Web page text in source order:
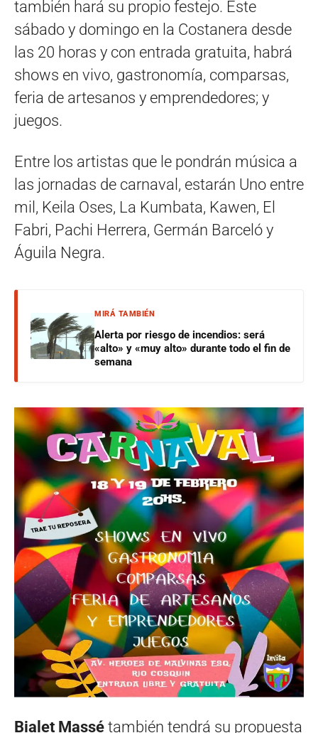
también hará su propio festejo. Este
sábado y domingo en la Costanera desde
las 20 horas y con entrada gratuita, habrá
shows en vivo, gastronomía, comparsas,
feria de artesanos y emprendedores; y
juegos.
Entre los artistas que le pondrán música a
las jornadas de carnaval, estarán Uno entre
mil, Keila Oses, La Kumbata, Kawen, El
Fabri, Pachi Herrera, Germán Barceló y
Águila Negra.
MIRÁ TAMBIÉN
Alerta por riesgo de incendios: será
«alto» y «muy alto» durante todo el fin de
semana
Bialet Massé también tendrá su propuesta